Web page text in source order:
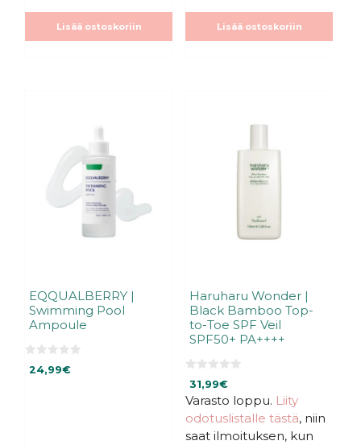
s
Lisää ostoskoriin
s
Lisää ostoskoriin
EQQUALBERRY |
Swimming Pool
Ampoule
0
524,99€
Haruharu Wonder |
Black Bamboo Top-
to-Toe SPF Veil
SPF50+ PA++++
0
5
:
s
t
31,99€
Varasto loppu. Liity
odotuslistalle tästä, niin
saat ilmoituksen, kun